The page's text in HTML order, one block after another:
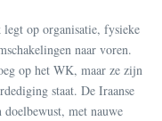
legt op organisatie, fysieke
naar voren.
op het WK, maar ze zijn
staat. De Iraanse
met nauwe